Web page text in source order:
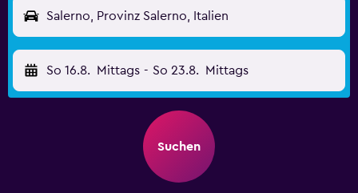
Salerno, Provinz Salerno, Italien
So 16.8. Mittags - So 23.8. Mittags
Suchen